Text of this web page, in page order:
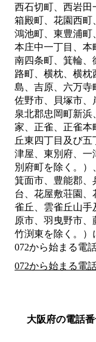
西石切町、西岩田
箱殿町、花園西町
鴻池町、東豊浦町
本庄中一丁目、本
南四条町、箕輪、
路町、横枕、横
島、吉原、六万寺
佐野市、貝塚市、
泉北郡忠岡町新浜
家、正雀、正雀本
丘東四丁目及び
津屋、東別府、一
別府町を除く。）
箕面市、豊能郡、
台、花屋敷荘園、
雀丘、雲雀丘山手
原市、羽曳野市
竹渕東を除く。）
072から始まる電
072から始まる電
大阪府の電話